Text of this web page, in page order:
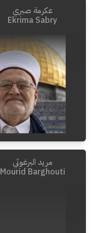
عكرمة صبري
Ekrima Sabry
مريد البرغوثي
Mourid Barghouti